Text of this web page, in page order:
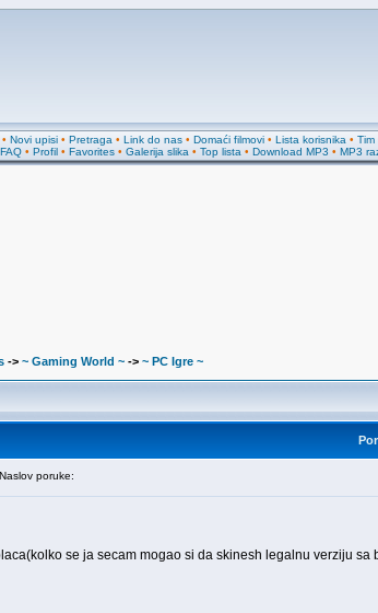
Novi upisi• Pretraga • Link do nas• Domaći filmovi• Lista korisnika • Tim
FAQ • Profil • Favorites • Galerija slika • Top lista • Download MP3 • MP3
-> ~ Gaming World ~-> ~ PC Igre ~
poruke:
se ja secam mogao si da skinesh legalnu verziju sa